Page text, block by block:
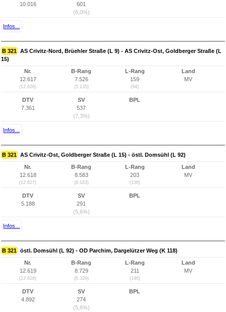
10.016
601
(6,0%)
Infos...
B 321 AS Crivitz-Nord, Brüehler Straße (L 9) - AS Crivitz-Ost, Goldberger Straße (L
15)
Nr.
12.617
(12.626)
B-Rang
7.526
(5.135)
L-Rang
159
(94)
Land
MV
DTV
7.361
SV
537
(7,3%)
BPL
Infos...
B 321 AS Crivitz-Ost, Goldberger Straße (L 15) - östl. Domsühl (L 92)
Nr.
12.618
(12.627)
B-Rang
8.583
(6.183)
L-Rang
203
(138)
Land
MV
DTV
5.188
SV
291
(5,6%)
BPL
Infos...
B 321 östl. Domsühl (L 92) - OD Parchim, Dargelützer Weg (K 118)
Nr.
12.619
(12.628)
B-Rang
8.729
(6.329)
L-Rang
211
(146)
Land
MV
DTV
4.892
SV
274
(5,6%)
BPL